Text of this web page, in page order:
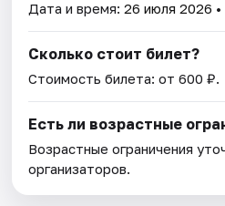
Дата и время:26 июля 2026
Сколько стоит билет?
Стоимость билета: от 600 ₽.
Есть ли возрастные
Возрастные ограничения
организаторов.